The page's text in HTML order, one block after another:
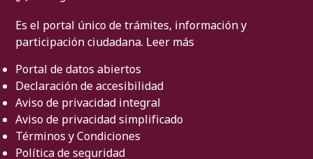
Es el portal único de trámites, información y
participación ciudadana. Leer más
Portal de datos abiertos
Declaración de accesibilidad
Aviso de privacidad integral
Aviso de privacidad simplificado
Términos y Condiciones
Política de seguridad